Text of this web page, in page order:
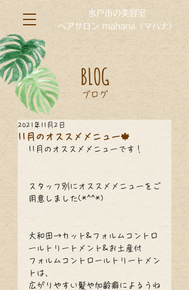
水戸市の美容室
ヘアサロン mahana（マハナ）
ブログ
BLOG
11月のオススメメニュー🍁
2021年11月2日
11月のオススメメニューです！
スタッフ別にオススメメニューをご
用意しました(*^^*)
大和田→カット&フォルムコントロ
ールトリートメント&お土産付
フォルムコントロールトリートメン
トは、
広がりやすい髪や加齢癖によるうね